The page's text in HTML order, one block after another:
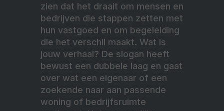
zien dat het draait om mensen en
bedrijven die stappen zetten met
hun vastgoed en om begeleiding
die het verschil maakt. Wat is
jouw verhaal? De slogan heeft
bewust een dubbele laag en gaat
over wat een eigenaar of een
zoekende naar aan passende
woning of bedrijfsruimte